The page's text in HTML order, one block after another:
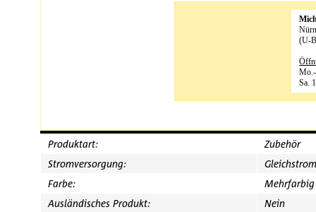
(U-
Sa.
Produktart:
Zubehör
Stromversorgung:
Gleichstrom
Farbe:
Mehrfarbig
Ausländisches Produkt:
Nein